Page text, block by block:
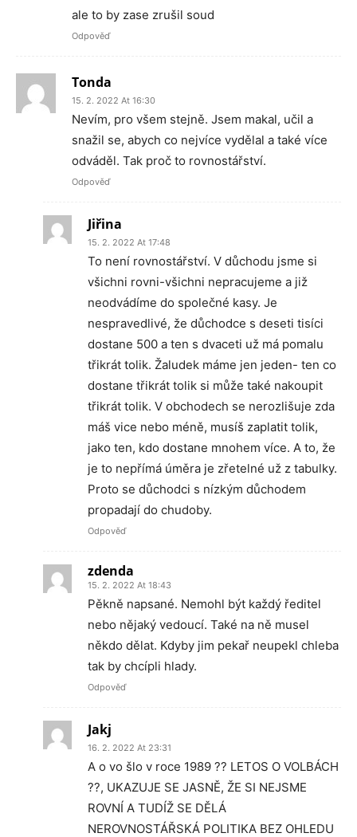
ale to by zase zrušil soud
Odpověď
Tonda
15. 2. 2022 At 16:30
Nevím, pro všem stejně. Jsem makal, učil a
snažil se, abych co nejvíce vydělal a také více
odváděl. Tak proč to rovnostářství.
Odpověď
Jiřina
15. 2. 2022 At 17:48
To není rovnostářství. V důchodu jsme si
všichni rovni-všichni nepracujeme a již
neodvádíme do společné kasy. Je
nespravedlivé, že důchodce s deseti tisíci
dostane 500 a ten s dvaceti už má pomalu
třikrát tolik. Žaludek máme jen jeden- ten co
dostane třikrát tolik si může také nakoupit
třikrát tolik. V obchodech se nerozlišuje zda
máš vice nebo méně, musíš zaplatit tolik,
jako ten, kdo dostane mnohem více. A to, že
je to nepřímá úměra je zřetelné už z tabulky.
Proto se důchodci s nízkým důchodem
propadají do chudoby.
Odpověď
zdenda
15. 2. 2022 At 18:43
Pěkně napsané. Nemohl být každý ředitel
nebo nějaký vedoucí. Také na ně musel
někdo dělat. Kdyby jim pekař neupekl chleba
tak by chcípli hlady.
Odpověď
Jakj
16. 2. 2022 At 23:31
A o vo šlo v roce 1989 ?? LETOS O VOLBÁCH
??, UKAZUJE SE JASNĚ, ŽE SI NEJSME
ROVNÍ A TUDÍŽ SE DĚLÁ
NEROVNOSTÁŘSKÁ POLITIKA BEZ OHLEDU